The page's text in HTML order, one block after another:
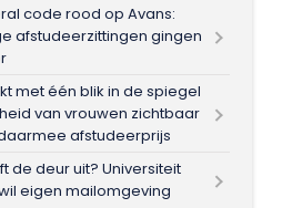
code rood op Avans:
afstudeerzittingen gingen
met één blik in de spiegel
van vrouwen zichtbaar
afstudeerprijs
de deur uit? Universiteit
eigen mailomgeving